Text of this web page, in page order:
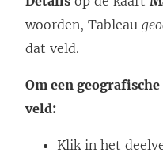
woorden, Tableau
dat veld.
Om een
veld:
Klik in het